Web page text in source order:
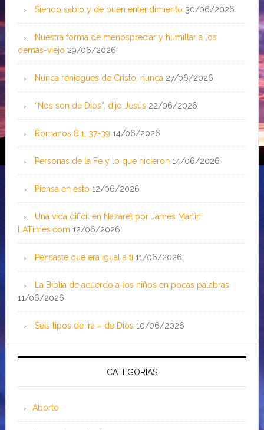
Siendo sabio y de buen entendimiento 30/06/2026
Nuestra forma de menospreciar y humillar a los
demás-viejo 29/06/2026
Nunca reniegues de Cristo, nunca 27/06/2026
“Nos son de Dios”, dijo Jesús 22/06/2026
Romanos 8:1, 37-39 14/06/2026
Personas de la Fe y lo que hicieron 14/06/2026
Piensa en esto 12/06/2026
Una vida difícil en Nazaret por James Martin;
LATimes.com 12/06/2026
Pensaste que era igual a ti 11/06/2026
La Biblia de acuerdo a los niños en pocas palabras
11/06/2026
Seis tipos de ira – de Dios 10/06/2026
CATEGORÍAS
Aborto